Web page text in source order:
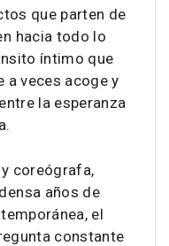
que parten de
hacia todo lo
íntimo que
a veces acoge y
la esperanza
coreógrafa,
años de
el
constante